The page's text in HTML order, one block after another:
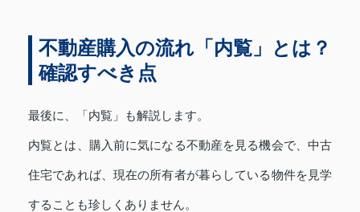
不動産購入の流れ「内覧」とは？
確認すべき点
最後に、「内覧」も解説します。
内覧とは、購入前に気になる不動産を見る機会で、中古
住宅であれば、現在の所有者が暮らしている物件を見学
することも珍しくありません。